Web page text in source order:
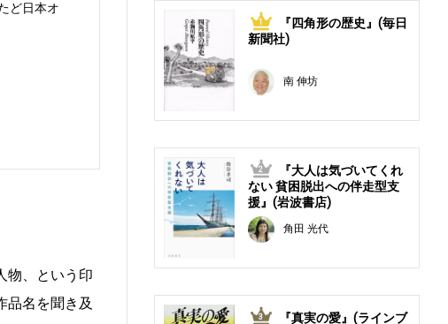
ど日本オ
物、という印
品名を聞き及
1
『四角形の歴史』(毎日
新聞社)
南 伸坊
2
『大人は気づいてくれ
ない 貧困脱出への伴走型支
援』(岩波書店)
角田 光代
3
『真実の愛』(ラインブ